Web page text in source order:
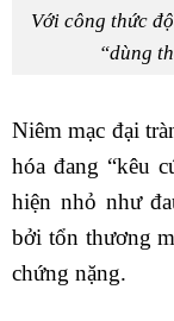
Với công thức
“dùng
Niêm mạc đại
hóa đang “kêu
hiện nhỏ như
bởi tổn thương
chứng nặng.